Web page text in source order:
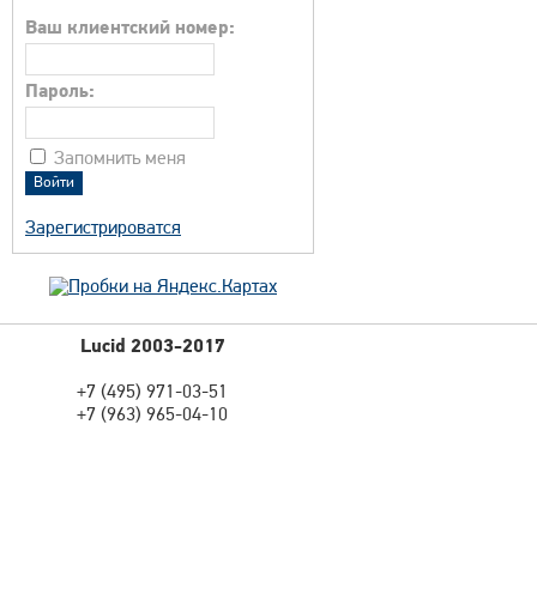
Ваш клиентский номер:
Пароль:
Запомнить меня
Зарегистрироватся
Lucid 2003-2017
+7 (495) 971-03-51
+7 (963) 965-04-10